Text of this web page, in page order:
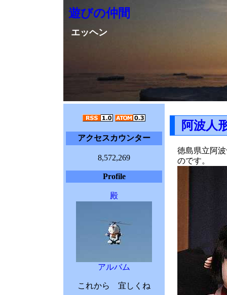
遊びの仲間
エッヘン
アクセスカウンター
8,572,269
Profile
殿
アルバム
これから 宜しくね
阿波人
徳島県立阿
のです。